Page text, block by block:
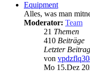
Equipment
Alles, was man
Moderator: Team
21 Themen
410 Beiträge
Letzter Beitrag
von
Mo 15.Dez